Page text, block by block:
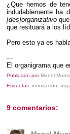
¿Que hemos de
indudablemente ha
[des]organizativo
que resituará a los
Pero esto ya es
---
El organigrama que
Publicado por Manel
Etiquetas:innovación ,
9 comentarios: